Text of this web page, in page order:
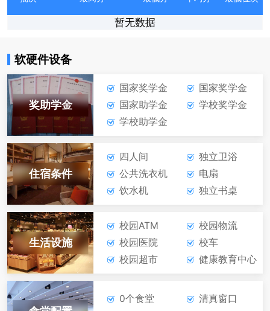
暂无数据
软硬件设备
奖助学金
国家奖学金
国家奖学金
国家助学金
学校奖学金
学校助学金
住宿条件
四人间
独立卫浴
公共洗衣机
电扇
饮水机
独立书桌
生活设施
校园ATM
校园物流
校园医院
校车
校园超市
健康教育中心
0个食堂 清真窗口